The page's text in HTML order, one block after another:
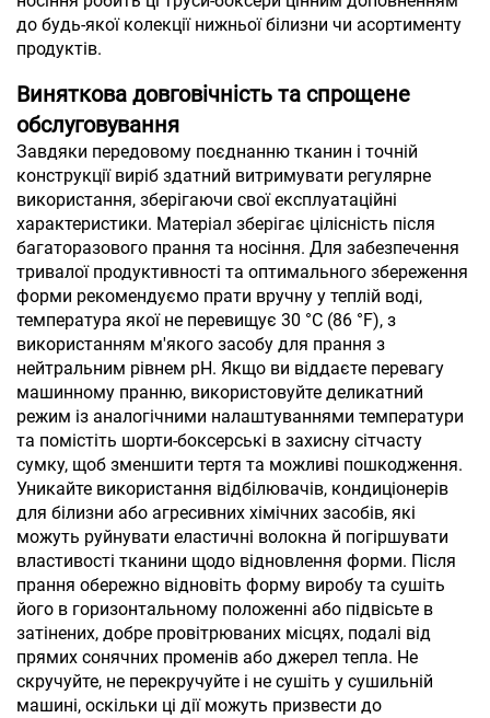
до будь-якої колекції нижньої білизни чи асортименту
продуктів.
Виняткова довговічність та спрощене
обслуговування
Завдяки передовому поєднанню тканин і точній
конструкції виріб здатний витримувати регулярне
використання, зберігаючи свої експлуатаційні
характеристики. Матеріал зберігає цілісність після
багаторазового прання та носіння. Для забезпечення
тривалої продуктивності та оптимального збереження
форми рекомендуємо прати вручну у теплій воді,
температура якої не перевищує 30 °C (86 °F), з
використанням м'якого засобу для прання з
нейтральним рівнем pH. Якщо ви віддаєте перевагу
машинному пранню, використовуйте деликатний
режим із аналогічними налаштуваннями температури
та помістіть шорти-боксерські в захисну сітчасту
сумку, щоб зменшити тертя та можливі пошкодження.
Уникайте використання відбілювачів, кондиціонерів
для білизни або агресивних хімічних засобів, які
можуть руйнувати еластичні волокна й погіршувати
властивості тканини щодо відновлення форми. Після
прання обережно відновіть форму виробу та сушіть
його в горизонтальному положенні або підвісьте в
затінених, добре провітрюваних місцях, подалі від
прямих сонячних променів або джерел тепла. Не
скручуйте, не перекручуйте і не сушіть у сушильній
машині, оскільки ці дії можуть призвести до